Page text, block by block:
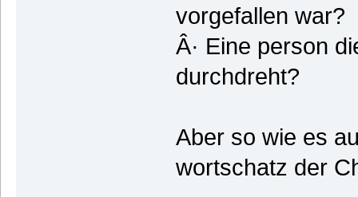
vorgefallen war?
Â· Eine person
durchdreht?
Aber so wie es
wortschatz der